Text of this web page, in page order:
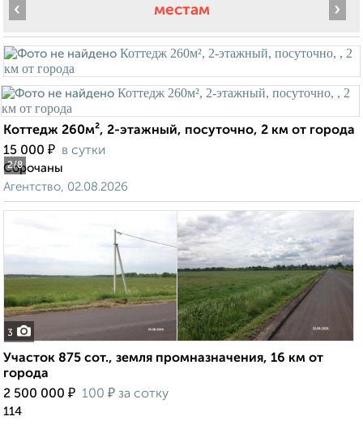
местам
2/8
‹ ›
Коттедж 260м², 2-этажный, посуточно, 2 км от города
15 000 ₽ в сутки
Сорочаны
Агентство, 02.08.2026
3
Участок 875 сот., земля промназначения, 16 км от
города
2 500 000 ₽ 100 ₽ за сотку
114